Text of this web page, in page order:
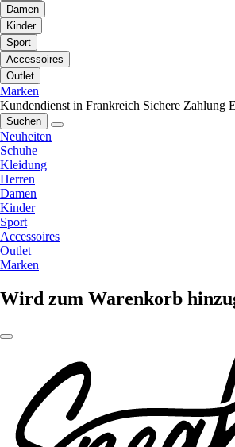
Damen
Kinder
Sport
Accessoires
Outlet
Marken
Kundendienst in Frankreich Sichere Zahlung
Suchen
Neuheiten
Schuhe
Kleidung
Herren
Damen
Kinder
Sport
Accessoires
Outlet
Marken
Wird zum Warenkorb